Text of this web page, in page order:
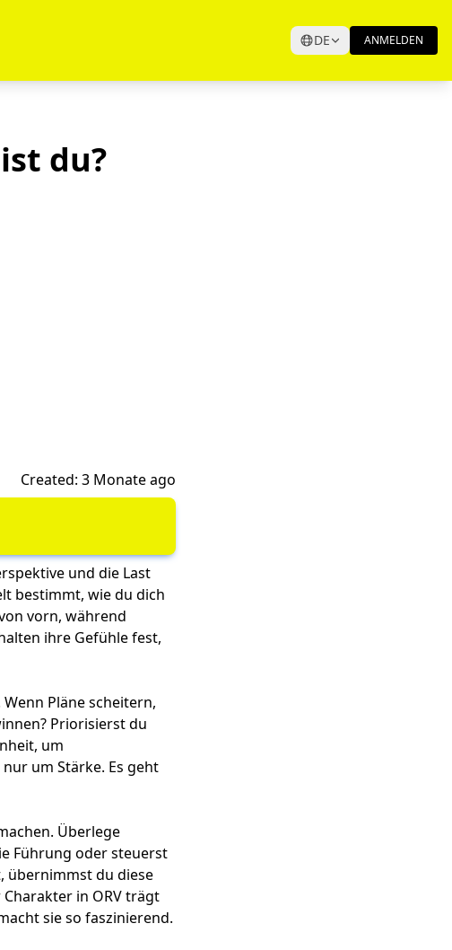
DE ANMELDEN
du?
Created: 3 Monate ago
und die Last
bestimmt, wie du dich
vorn, während
ihre Gefühle fest,
Pläne scheitern,
Priorisierst du
um
um Stärke. Es geht
Überlege
Führung oder steuerst
übernimmst du diese
in ORV trägt
sie so faszinierend.